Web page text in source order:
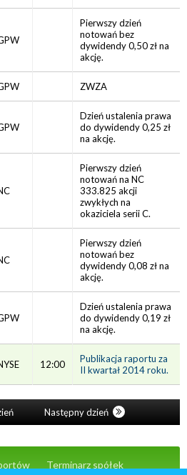
Pierwszy dzień
notowań bez
dywidendy 0,50 zł na
akcję.
ZWZA
Dzień ustalenia prawa
do dywidendy 0,25 zł
na akcję.
Pierwszy dzień
notowań na NC
333.825 akcji
zwykłych na
okaziciela serii C.
Pierwszy dzień
notowań bez
dywidendy 0,08 zł na
akcję.
Dzień ustalenia prawa
do dywidendy 0,19 zł
na akcję.
12:00
Publikacja raportu za
II kwartał 2014 roku.
Następny dzień
Terminarz spółek